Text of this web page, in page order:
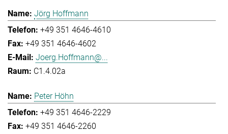
Jörg Hoffmann
+49 351 4646-4610
+49 351 4646-4602
Joerg.Hoffmann@...
C1.4.02a
Peter Höhn
+49 351 4646-2229
+49 351 4646-2260